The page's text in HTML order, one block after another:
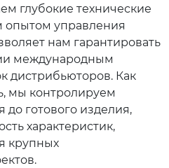
глубокие технические
опытом управления
нам гарантировать
международным
дистрибьюторов. Как
мы контролируем
готового изделия,
характеристик,
крупных